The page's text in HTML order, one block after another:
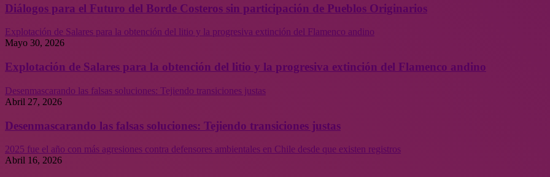
Diálogos para el Futuro del Borde Costeros sin participación de Pueblos Originarios
Explotación de Salares para la obtención del litio y la progresiva extinción del Flamenco andino
Mayo 30, 2026
Explotación de Salares para la obtención del litio y la progresiva extinción del Flamenco andino
Desenmascarando las falsas soluciones: Tejiendo transiciones justas
Abril 27, 2026
Desenmascarando las falsas soluciones: Tejiendo transiciones justas
2025 fue el año con más agresiones contra defensores ambientales en Chile desde que existen registros
Abril 16, 2026